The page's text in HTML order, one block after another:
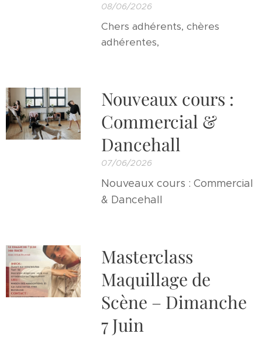
08/06/2026
Chers adhérents, chères
adhérentes,
Nouveaux cours :
Commercial &
Dancehall
07/06/2026
Nouveaux cours : Commercial
& Dancehall
Masterclass
Maquillage de
Scène – Dimanche
7 Juin